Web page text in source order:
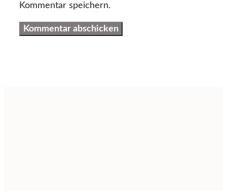
Kommentar speichern.